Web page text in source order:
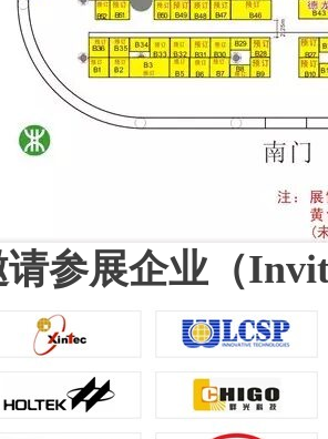
参展企业（